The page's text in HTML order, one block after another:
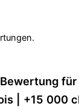
für
| +15 000